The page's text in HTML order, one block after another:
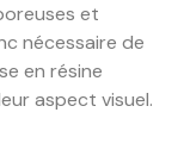
et
nécessaire de
en résine
aspect visuel.